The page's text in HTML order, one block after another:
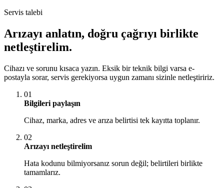
Servis talebi
Arızayı anlatın, doğru çağrıyı birlikte
netleştirelim.
Cihazı ve sorunu kısaca yazın. Eksik bir teknik bilgi varsa e-
postayla sorar, servis gerekiyorsa uygun zamanı sizinle netleştiririz.
01
Bilgileri paylaşın
Cihaz, marka, adres ve arıza belirtisi tek kayıtta toplanır.
02
Arızayı netleştirelim
Hata kodunu bilmiyorsanız sorun değil; belirtileri birlikte
tamamlarız.